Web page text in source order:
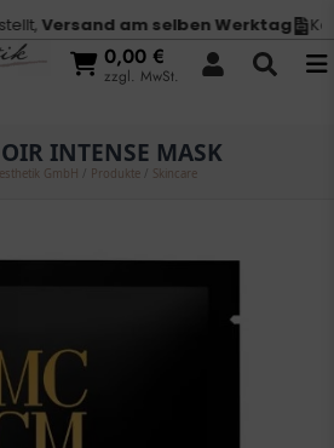
Versand am selben Werktag Kauf
0,00 €
zzgl. MwSt.
INTENSE MASK
GmbH Produkte/ Skincare